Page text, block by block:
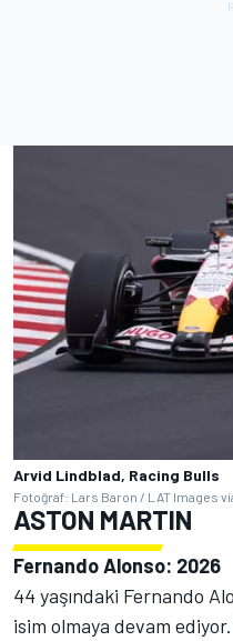
Arvid Lindblad, Racing Bulls
Fotoğraf: Lars Baron / LAT Images
ASTON MARTIN
Fernando Alonso: 2026
44 yaşındaki Fernando
isim olmaya devam